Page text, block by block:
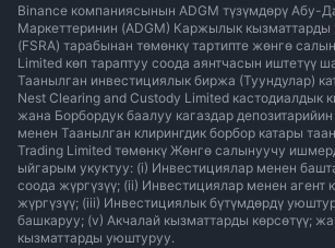
Binance компаниясынын ADGM түзүмдөрү Абу-
Маркеттеринин (ADGM) Каржылык кызматтарды
(FSRA) тарабынан төмөнкү тартипте жөнгө
Limited көп тараптуу соода аянтчасын иштетүү
Таанылган инвестициялык биржа (Туундулар)
Nest Clearing and Custody Limited кастодиалдык
жана Борбордук баалуу кагаздар
менен Таанылган клирингдик борбор катары
Trading Limited төмөнкү Жөнгө салынуучу
ыйгарым укуктуу: (i) Инвестициялар менен
соода жүргүзүү; (ii) Инвестициялар менен агент
жүргүзүү; (iii) Инвестициялык бүтүмдөрдү
башкаруу; (v) Акчалай кызматтарды көрсөтүү;
кызматтарды уюштуруу.